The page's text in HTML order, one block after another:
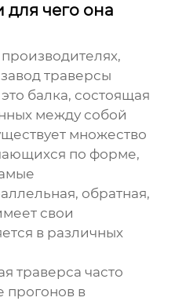
для чего она
завод траверсы
балка, состоящая
между собой
множество
по форме,
обратная,
свои
в различных
траверса часто
прогонов в